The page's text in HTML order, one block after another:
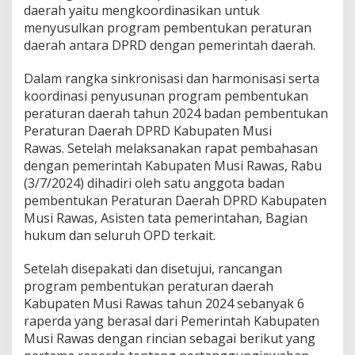
daerah yaitu mengkoordinasikan untuk
menyusulkan program pembentukan peraturan
daerah antara DPRD dengan pemerintah daerah.
Dalam rangka sinkronisasi dan harmonisasi serta
koordinasi penyusunan program pembentukan
peraturan daerah tahun 2024 badan pembentukan
Peraturan Daerah DPRD Kabupaten Musi
Rawas. Setelah melaksanakan rapat pembahasan
dengan pemerintah Kabupaten Musi Rawas, Rabu
(3/7/2024) dihadiri oleh satu anggota badan
pembentukan Peraturan Daerah DPRD Kabupaten
Musi Rawas, Asisten tata pemerintahan, Bagian
hukum dan seluruh OPD terkait.
Setelah disepakati dan disetujui, rancangan
program pembentukan peraturan daerah
Kabupaten Musi Rawas tahun 2024 sebanyak 6
raperda yang berasal dari Pemerintah Kabupaten
Musi Rawas dengan rincian sebagai berikut yang